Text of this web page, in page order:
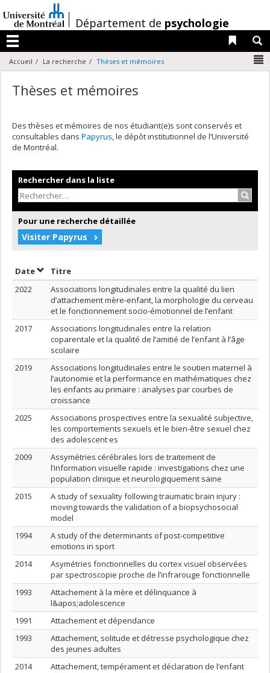
au
contenu
/Département de psychologie
Menu
Liens
Accueil La recherche Thèses et mémoires
Thèses et mémoires
Des thèses et mémoires de nos étudiant(e)s sont conservés et
consultables dans Papyrus, le dépôt institutionnel de l’Université
de Montréal.
Rechercher dans la liste
Pour une recherche détaillée
Visiter Papyrus
DateTrier par date en ordre croissant
Titre
2022
Associations longitudinales entre la qualité du lien
d’attachement mère-enfant, la morphologie du cerveau
et le fonctionnement socio-émotionnel de l’enfant
2017
Associations longitudinales entre la relation
coparentale et la qualité de l’amitié de l’enfant à l’âge
scolaire
2019
Associations longitudinales entre le soutien maternel à
l’autonomie et la performance en mathématiques chez
les enfants au primaire : analyses par courbes de
croissance
2025
Associations prospectives entre la sexualité subjective,
les comportements sexuels et le bien-être sexuel chez
des adolescent·es
2009
Assymétries cérébrales lors de traitement de
l’information visuelle rapide : investigations chez une
population clinique et neurologiquement saine
2015
A study of sexuality following traumatic brain injury :
moving towards the validation of a biopsychosocial
model
1994
A study of the determinants of post-competitive
emotions in sport
2014
Asymétries fonctionnelles du cortex visuel observées
par spectroscopie proche de l’infrarouge fonctionnelle
1993
Attachement à la mère et délinquance à
l&apos;adolescence
1991
Attachement et dépendance
1993
Attachement, solitude et détresse psychologique chez
des jeunes adultes
2014
Attachement, tempérament et déclaration de l’enfant